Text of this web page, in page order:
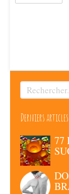
Rechercher
Derniers articles
77